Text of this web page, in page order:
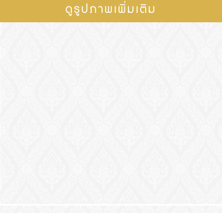
ดูรูปภาพเพิ่มเติม